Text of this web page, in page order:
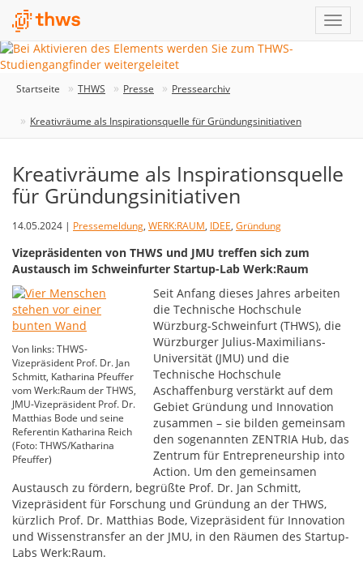
Startseite THWS Presse Pressearchiv
Kreativräume als Inspirationsquelle für Gründungsinitiativen
Kreativräume als Inspirationsquelle
für Gründungsinitiativen
14.05.2024 | Pressemeldung, WERK:RAUM, IDEE, Gründung
Vizepräsidenten von THWS und JMU treffen sich zum
Austausch im Schweinfurter Startup-Lab Werk:Raum
Von links: THWS-
Vizepräsident Prof. Dr. Jan
Schmitt, Katharina Pfeuffer
vom Werk:Raum der THWS,
JMU-Vizepräsident Prof. Dr.
Matthias Bode und seine
Referentin Katharina Reich
(Foto: THWS/Katharina
Pfeuffer)
Seit Anfang dieses Jahres arbeiten
die Technische Hochschule
Würzburg-Schweinfurt (THWS), die
Würzburger Julius-Maximilians-
Universität (JMU) und die
Technische Hochschule
Aschaffenburg verstärkt auf dem
Gebiet Gründung und Innovation
zusammen – sie bilden gemeinsam
den sogenannten ZENTRIA Hub, das
Zentrum für Entrepreneurship into
Action. Um den gemeinsamen
Austausch zu fördern, begrüßte Prof. Dr. Jan Schmitt,
Vizepräsident für Forschung und Gründung an der THWS,
kürzlich Prof. Dr. Matthias Bode, Vizepräsident für Innovation
und Wissenstransfer an der JMU, in den Räumen des Startup-
Labs Werk:Raum.